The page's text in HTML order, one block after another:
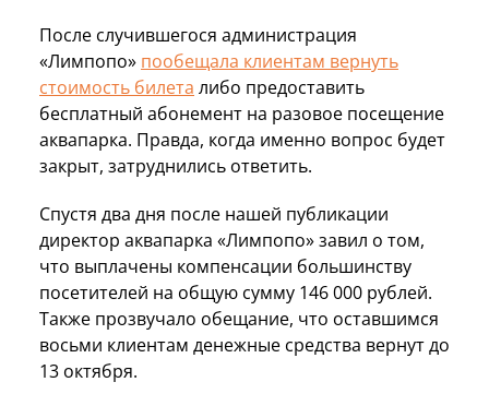
После случившегося администрация
«Лимпопо» пообещала клиентам вернуть
стоимость билета либо предоставить
бесплатный абонемент на разовое посещение
аквапарка. Правда, когда именно вопрос будет
закрыт, затруднились ответить.
Спустя два дня после нашей публикации
директор аквапарка «Лимпопо» завил о том,
что выплачены компенсации большинству
посетителей на общую сумму 146 000 рублей.
Также прозвучало обещание, что оставшимся
восьми клиентам денежные средства вернут до
13 октября.